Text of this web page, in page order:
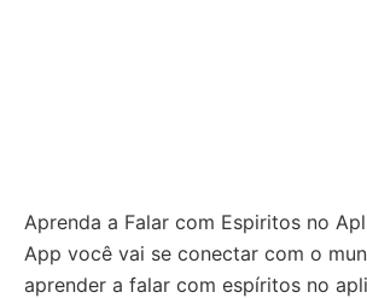
Aprenda a Falar com Espiritos no
App você vai se conectar com o
aprender a falar com espíritos no